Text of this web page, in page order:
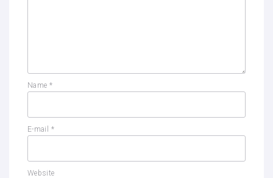
Name *
E-mail *
Website